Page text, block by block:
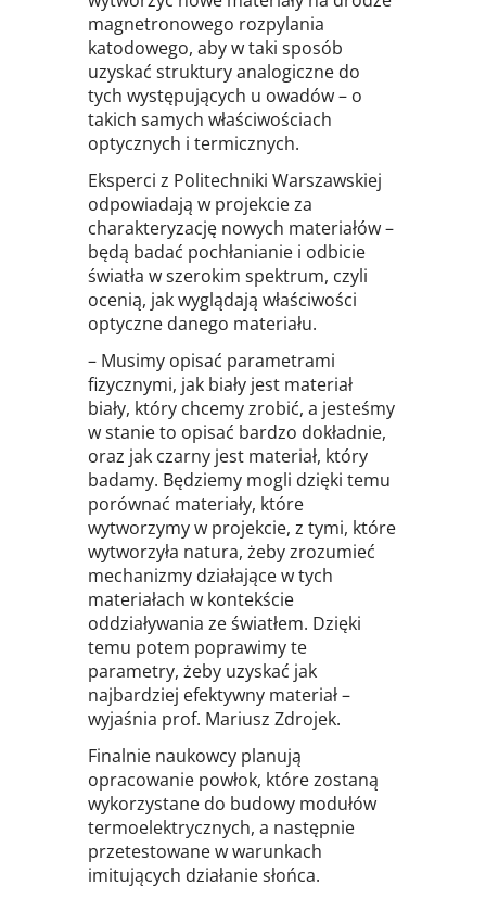
magnetronowego rozpylania
katodowego, aby w taki sposób
uzyskać struktury analogiczne do
tych występujących u owadów – o
takich samych właściwościach
optycznych i termicznych.
Eksperci z Politechniki Warszawskiej
odpowiadają w projekcie za
charakteryzację nowych materiałów –
będą badać pochłanianie i odbicie
światła w szerokim spektrum, czyli
ocenią, jak wyglądają właściwości
optyczne danego materiału.
– Musimy opisać parametrami
fizycznymi, jak biały jest materiał
biały, który chcemy zrobić, a jesteśmy
w stanie to opisać bardzo dokładnie,
oraz jak czarny jest materiał, który
badamy. Będziemy mogli dzięki temu
porównać materiały, które
wytworzymy w projekcie, z tymi, które
wytworzyła natura, żeby zrozumieć
mechanizmy działające w tych
materiałach w kontekście
oddziaływania ze światłem. Dzięki
temu potem poprawimy te
parametry, żeby uzyskać jak
najbardziej efektywny materiał –
wyjaśnia prof. Mariusz Zdrojek.
Finalnie naukowcy planują
opracowanie powłok, które zostaną
wykorzystane do budowy modułów
termoelektrycznych, a następnie
przetestowane w warunkach
imitujących działanie słońca.